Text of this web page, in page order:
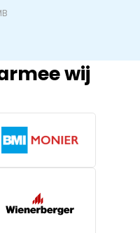
wij